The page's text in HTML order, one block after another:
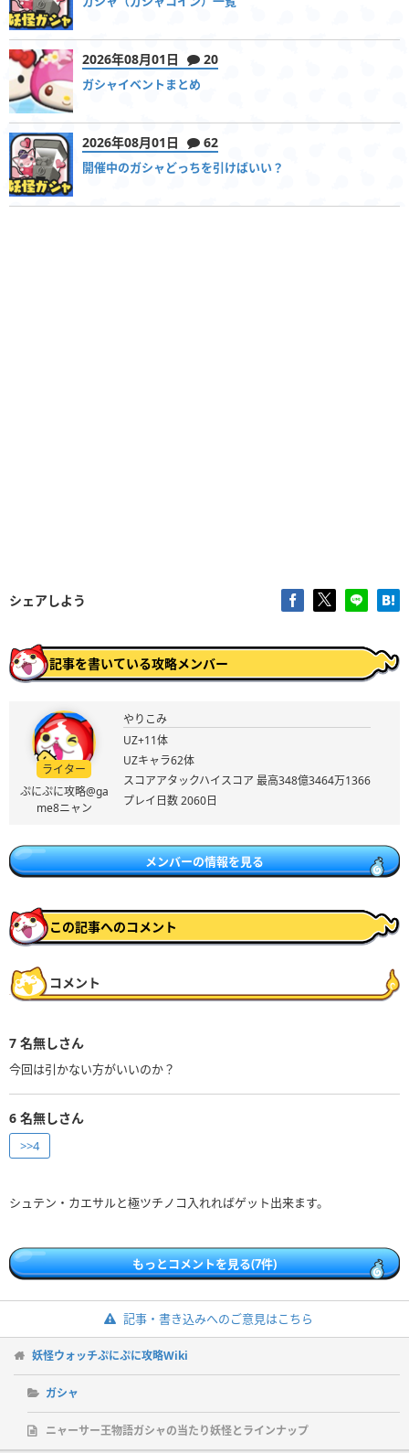
2026年08月01日 20
ガシャイベントまとめ
2026年08月01日 62
開催中のガシャどっちを引けばいい？
シェアしよう
記事を書いている攻略メンバー
ライター
ぷにぷに攻略@ga
me8ニャン
やりこみ
UZ+11体
UZキャラ62体
スコアアタックハイスコア 最高348億3464万1366
プレイ日数 2060日
メンバーの情報を見る
この記事へのコメント
コメント
7 名無しさん
今回は引かない方がいいのか？
6 名無しさん
>>4
シュテン・カエサルと極ツチノコ入れればゲット出来ます。
もっとコメントを見る(7件)
記事・書き込みへのご意見はこちら
妖怪ウォッチぷにぷに攻略Wiki
ガシャ
ニャーサー王物語ガシャの当たり妖怪とラインナップ